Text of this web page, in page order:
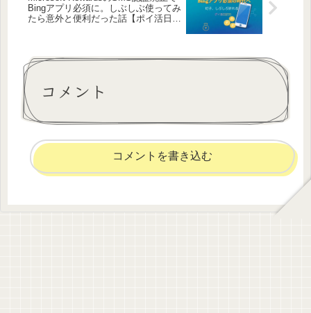
Bingアプリ必須に。しぶしぶ使ってみ
たら意外と便利だった話【ポイ活日記
コメント
コメントを書き込む